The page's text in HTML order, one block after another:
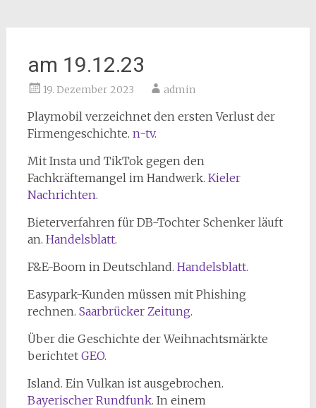
am 19.12.23
19. Dezember 2023 admin
Playmobil verzeichnet den ersten Verlust der
Firmengeschichte. n-tv.
Mit Insta und TikTok gegen den
Fachkräftemangel im Handwerk. Kieler
Nachrichten.
Bieterverfahren für DB-Tochter Schenker läuft
an. Handelsblatt.
F&E-Boom in Deutschland. Handelsblatt.
Easypark-Kunden müssen mit Phishing
rechnen. Saarbrücker Zeitung.
Über die Geschichte der Weihnachtsmärkte
berichtet GEO.
Island. Ein Vulkan ist ausgebrochen.
Bayerischer Rundfunk. In einem